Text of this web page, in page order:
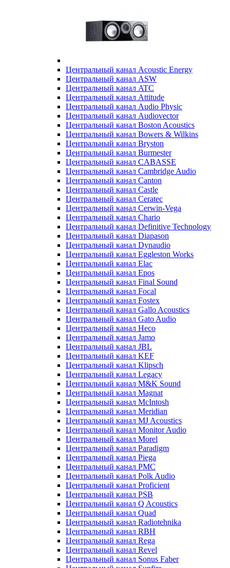
Центральный канал Acoustic Energy
Центральный канал ASW
Центральный канал ATC
Центральный канал Attitude
Центральный канал Audio Physic
Центральный канал Audiovector
Центральный канал Boston Acoustics
Центральный канал Bowers & Wilkins
Центральный канал Bryston
Центральный канал Burmester
Центральный канал CABASSE
Центральный канал Cambridge Audio
Центральный канал Canton
Центральный канал Castle
Центральный канал Ceratec
Центральный канал Cerwin-Vega
Центральный канал Chario
Центральный канал Definitive Technology
Центральный канал Diapason
Центральный канал Dynaudio
Центральный канал Eggleston Works
Центральный канал Elac
Центральный канал Epos
Центральный канал Final Sound
Центральный канал Focal
Центральный канал Fostex
Центральный канал Gallo Acoustics
Центральный канал Gato Audio
Центральный канал Heco
Центральный канал Jamo
Центральный канал JBL
Центральный канал KEF
Центральный канал Klipsch
Центральный канал Legacy
Центральный канал M&K Sound
Центральный канал Magnat
Центральный канал McIntosh
Центральный канал Meridian
Центральный канал MJ Acoustics
Центральный канал Monitor Audio
Центральный канал Morel
Центральный канал Paradigm
Центральный канал Piega
Центральный канал PMC
Центральный канал Polk Audio
Центральный канал Proficient
Центральный канал PSB
Центральный канал Q Acoustics
Центральный канал Quad
Центральный канал Radiotehnika
Центральный канал RBH
Центральный канал Rega
Центральный канал Revel
Центральный канал Sonus Faber